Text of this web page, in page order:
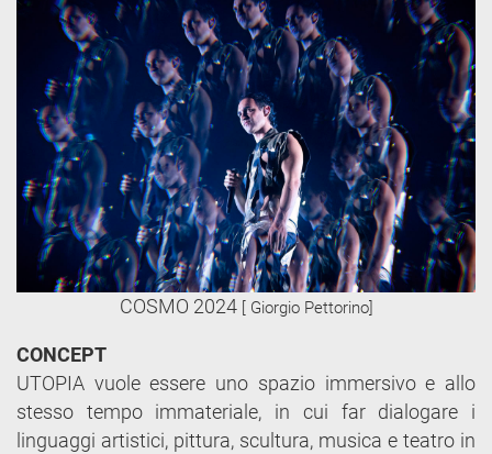
COSMO 2024 [ Giorgio Pettorino]
CONCEPT
UTOPIA vuole essere uno spazio immersivo e allo
stesso tempo immateriale, in cui far dialogare i
linguaggi artistici, pittura, scultura, musica e teatro in